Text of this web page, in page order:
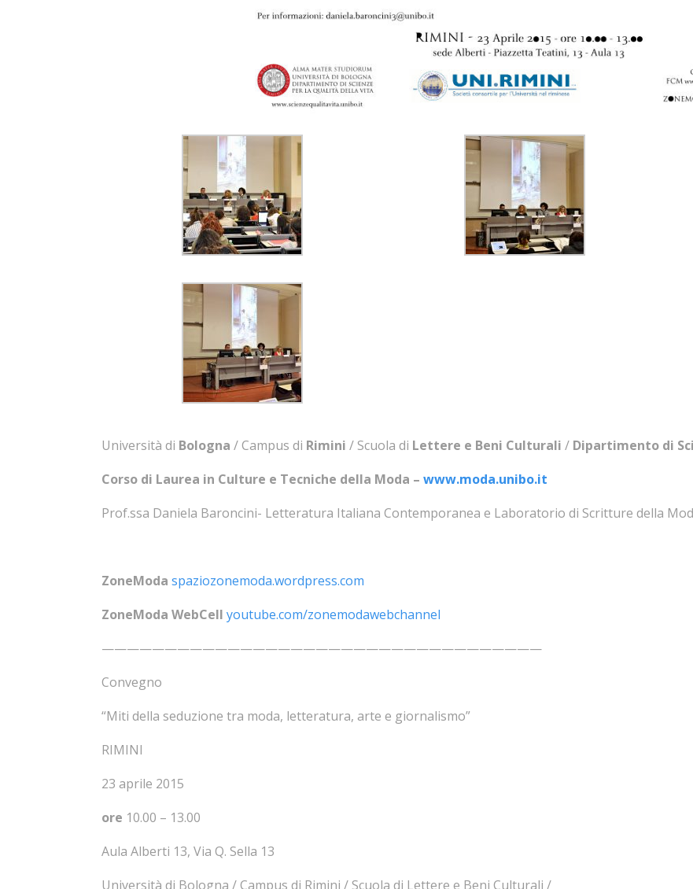
Università di Bologna / Campus di Rimini / Scuola di Lettere e Beni Culturali / Dipartimento di
Corso di Laurea in Culture e Tecniche della Moda –www.moda.unibo.it
Prof.ssa Daniela Baroncini- Letteratura Italiana Contemporanea e Laboratorio di Scritture della
ZoneModa spaziozonemoda.wordpress.com
ZoneModa WebCell youtube.com/zonemodawebchannel
———————————————————————————————————
Convegno
“Miti della seduzione tra moda, letteratura, arte e giornalismo”
RIMINI
23 aprile 2015
ore 10.00 – 13.00
Aula Alberti 13, Via Q. Sella 13
Università di Bologna / Campus di Rimini / Scuola di Lettere e Beni Culturali /